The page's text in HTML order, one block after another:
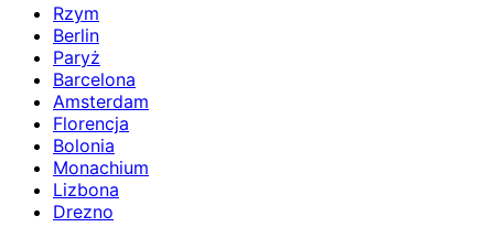
Rzym
Berlin
Paryż
Barcelona
Amsterdam
Florencja
Bolonia
Monachium
Lizbona
Drezno